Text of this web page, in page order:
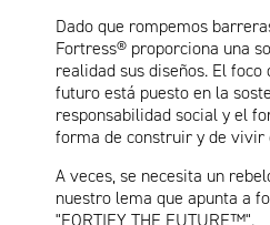
Dado que rompemos
Fortress® proporciona una
realidad sus diseños. El
futuro está puesto en la
responsabilidad social y el
forma de construir y de vivir
A veces, se necesita un
nuestro lema que apunta a
"FORTIFY THE FUTURE™".